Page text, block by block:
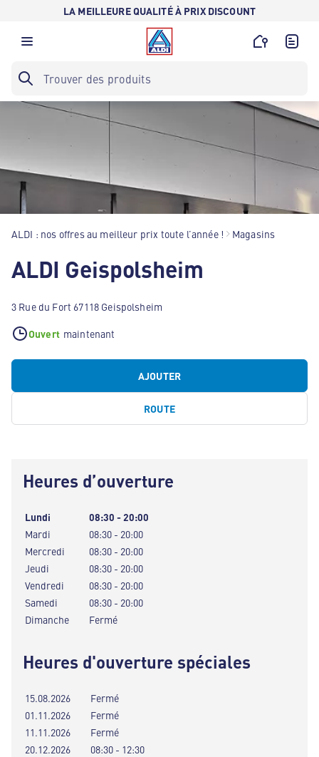
LA MEILLEURE QUALITÉ À PRIX DISCOUNT
ALDI : nos offres au meilleur prix toute l’année ! Magasins
ALDI Geispolsheim
3 Rue du Fort 67118 Geispolsheim
Ouvert maintenant
AJOUTER
ROUTE
Heures d’ouverture
Lundi
08:30 - 20:00
Mardi
08:30 - 20:00
Mercredi
08:30 - 20:00
Jeudi
08:30 - 20:00
Vendredi
08:30 - 20:00
Samedi
08:30 - 20:00
Dimanche
Fermé
Heures d'ouverture spéciales
15.08.2026
Fermé
01.11.2026
Fermé
11.11.2026
Fermé
20.12.2026
08:30 - 12:30